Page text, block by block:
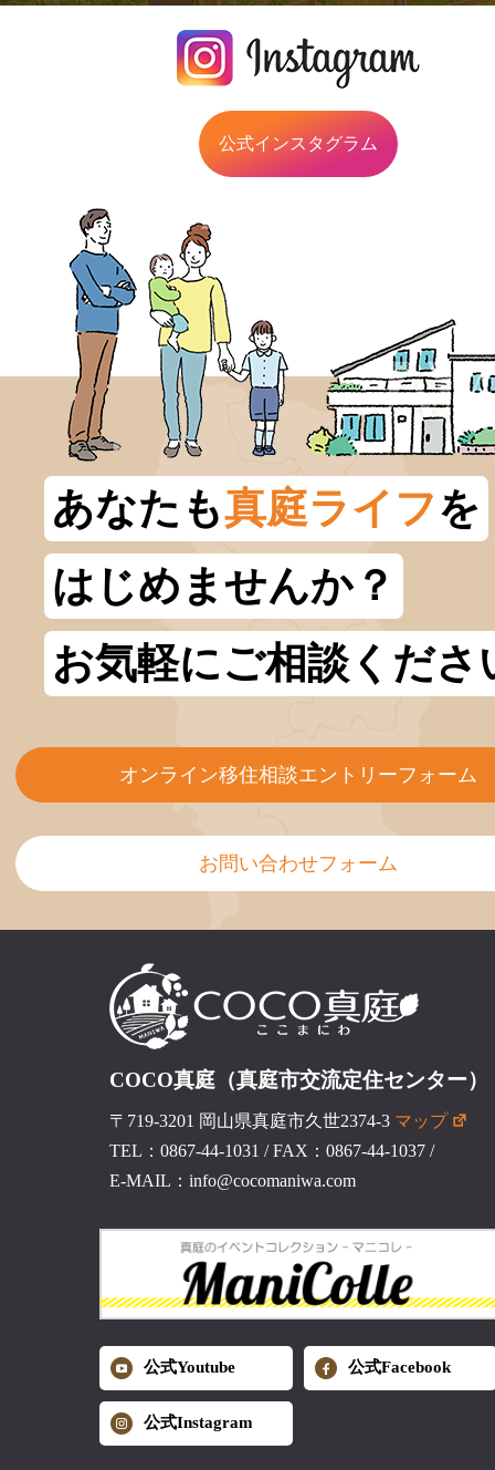
公式インスタグラム
あなたも真庭ライフを
はじめませんか？
お気軽にご相談くださ
オンライン移住相談エントリーフォーム
お問い合わせフォーム
COCO真庭（真庭市交流定住センター）
〒719-3201 岡山県真庭市久世2374-3 マップ
TEL：0867-44-1031 /FAX：0867-44-1037/
E-MAIL：info@cocomaniwa.com
公式Youtube 公式Facebook
公式Instagram